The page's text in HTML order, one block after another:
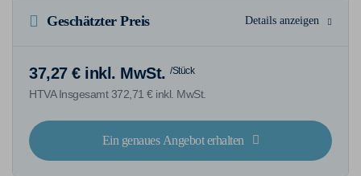
Geschätzter Preis Details anzeigen
37,27 € inkl. MwSt. /Stück
HTVA Insgesamt 372,71 € inkl. MwSt.
Ein genaues Angebot erhalten